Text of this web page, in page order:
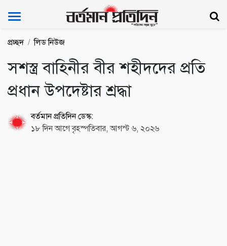
Bartoman Protidin
প্রচ্ছদ লিড নিউজ
সশস্ত্র বাহিনীর বীর শহীদদের প্রতি
প্রধান উপদেষ্টার শ্রদ্ধা
বর্তমান প্রতিদিন ডেস্ক:
১৮ দিন আগে বৃহস্পতিবার, আগস্ট ৬, ২০২৬